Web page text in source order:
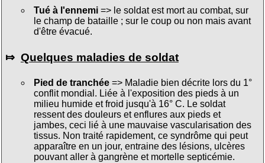
Tué à l'ennemi=> le soldat est mort au combat, sur
le champ de bataille ; sur le coup ou non mais avant
d'être évacué.
⤇ Quelques maladies de soldat
Pied de tranchée=> Maladie bien décrite lors du 1°
conflit mondial. Liée à l'exposition des pieds à un
milieu humide et froid jusqu'à 16° C. Le soldat
ressent des douleurs et enflures aux pieds et
jambes, ceci lié à une mauvaise vascularisation des
tissus. Non traité rapidement, ce syndrôme qui peut
apparaître en un jour, entraine des lésions, ulcères
pouvant aller à gangrène et mortelle septicémie.